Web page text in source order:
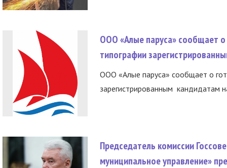
ООО «Алые паруса» сообщает о
типографии
ООО «Алые паруса» сообщает о
зарегистрированным кандидатам
Председатель комиссии
муниципальное управление»